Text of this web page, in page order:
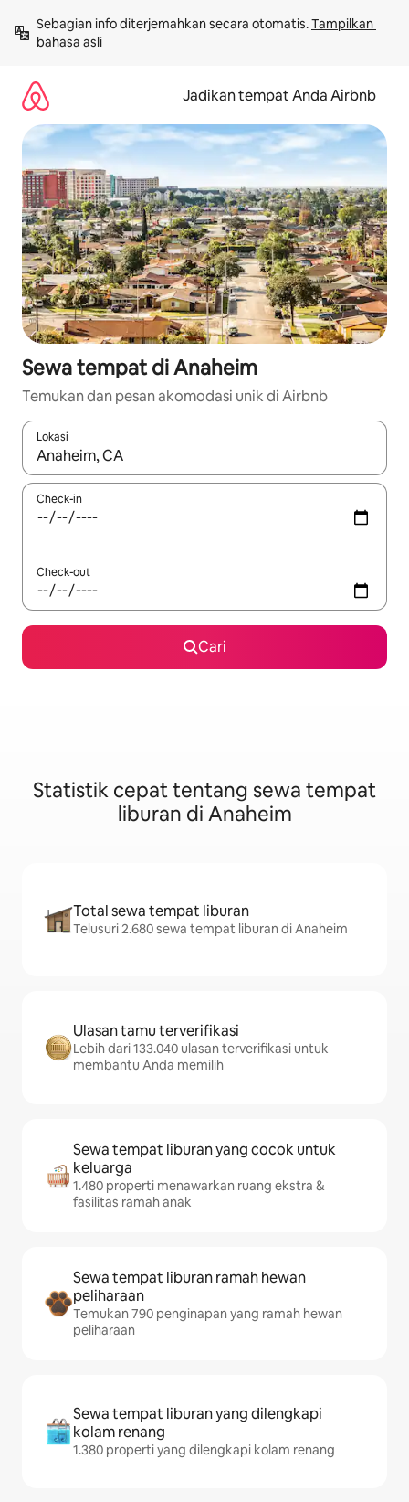
langsung
lihat
Sebagian info diterjemahkan secara otomatis. Tampilkan
bahasa asli
Jadikan tempat Anda Airbnb
Sewa tempat di Anaheim
Temukan dan pesan akomodasi unik di Airbnb
Lokasi
Jika hasil yang dicari tersedia, telusuri dengan tombol panah
Check-in
Check-out
Cari
Statistik cepat tentang sewa tempat
liburan di Anaheim
Total sewa tempat liburan
Telusuri 2.680 sewa tempat liburan di Anaheim
Ulasan tamu terverifikasi
Lebih dari 133.040 ulasan terverifikasi untuk
membantu Anda memilih
Sewa tempat liburan yang cocok untuk
keluarga
1.480 properti menawarkan ruang ekstra &
fasilitas ramah anak
Sewa tempat liburan ramah hewan
peliharaan
Temukan 790 penginapan yang ramah hewan
peliharaan
Sewa tempat liburan yang dilengkapi
kolam renang
1.380 properti yang dilengkapi kolam renang